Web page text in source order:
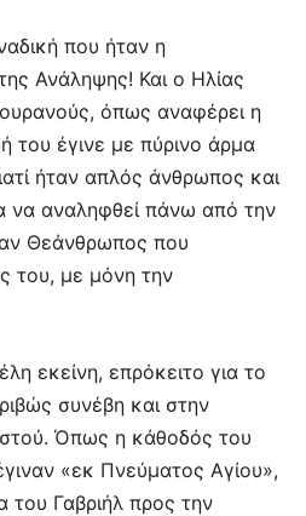
που ήταν η
Ανάληψης! Και ο Ηλίας
όπως αναφέρει η
έγινε με πύρινο άρμα
ήταν απλός άνθρωπος και
να αναληφθεί πάνω από την
Θεάνθρωπος που
του, με μόνη την
εκείνη, επρόκειτο για το
συνέβη και στην
Όπως η κάθοδός του
«εκ Πνεύματος Αγίου»,
Γαβριήλ προς την